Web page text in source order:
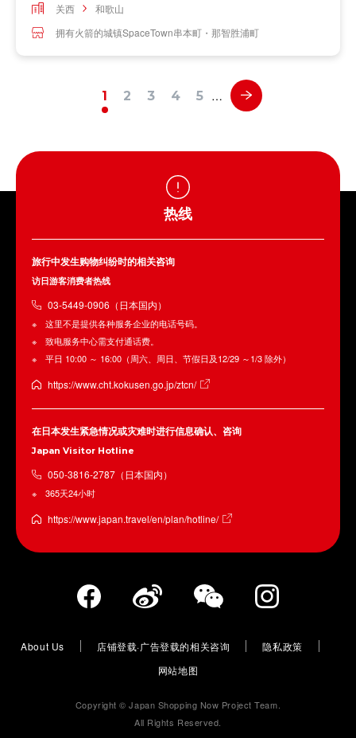
关西
和歌山
拥有火箭的城镇SpaceTown串本町・那智胜浦町
1 2 3 4 5 …
热线
旅行中发生购物纠纷时的相关咨询
访日游客消费者热线
03-5449-0906（日本国内）
这里不是提供各种服务企业的电话号码。
致电服务中心需支付通话费。
平日 10:00 ～ 16:00（周六、周日、节假日及12/29 ～1/3 除外）
https://www.cht.kokusen.go.jp/ztcn/
在日本发生紧急情况或灾难时进行信息确认、咨询
Japan Visitor Hotline
050-3816-2787（日本国内）
365天24小时
https://www.japan.travel/en/plan/hotline/
About Us 店铺登载·广告登载的相关咨询
隐私政策
网站地图
Copyright © Japan Shopping Now Project Team.
All Rights Reserved.